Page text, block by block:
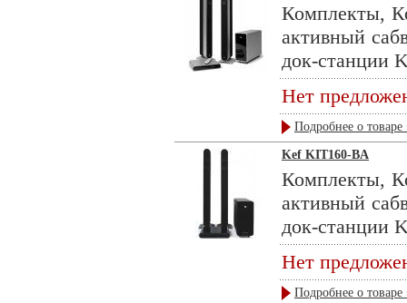
Комплекты,
активный
док-станции
Нет
Подробнее о товаре
Kef KIT160-BA
Комплекты,
активный
док-станции
Нет
Подробнее о товаре